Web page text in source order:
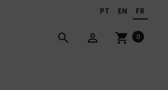
PT EN FR
search person_outline shopping_cart 0